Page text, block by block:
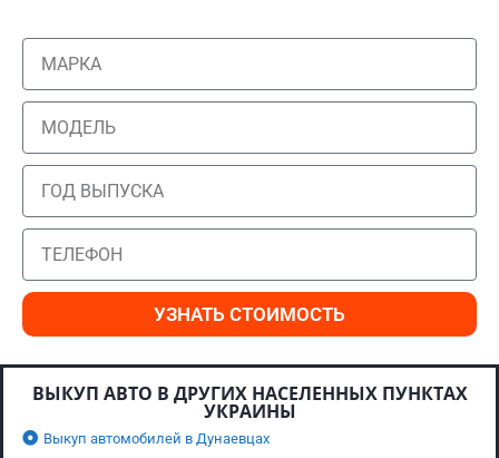
УЗНАТЬ СТОИМОСТЬ
ВЫКУП АВТО В ДРУГИХ НАСЕЛЕННЫХ ПУНКТАХ
УКРАИНЫ
Выкуп автомобилей в Дунаевцах